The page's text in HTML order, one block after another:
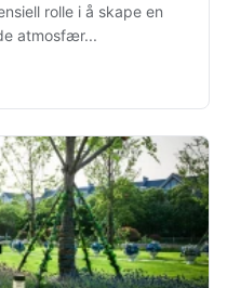
rolle i å skape en
atmosfær...